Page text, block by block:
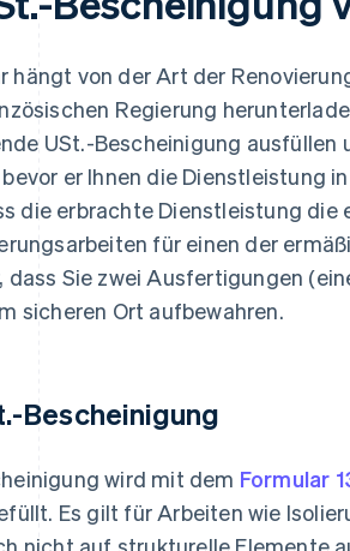
hängt von der Art der
Regierung
USt.-Bescheinigung ausfüllen
er Ihnen die Dienstleistung
die erbrachte Dienstleistung die
für einen der
dass Sie zwei Ausfertigungen
sicheren Ort aufbewahren.
Bescheinigung
wird mit dem Formular
Es gilt für Arbeiten wie